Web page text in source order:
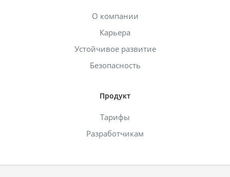
О компании
Карьера
Устойчивое развитие
Безопасность
Продукт
Тарифы
Разработчикам